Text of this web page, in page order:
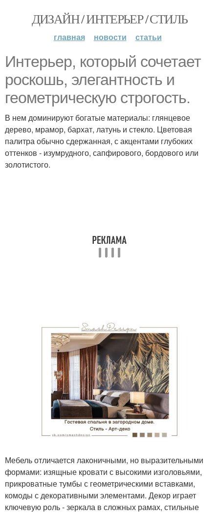
ДИЗАЙН / ИНТЕРЬЕР / СТИЛЬ
главная новости статьи
Интерьер, который сочетает
роскошь, элегантность и
геометрическую строгость.
В нем доминируют богатые материалы: глянцевое
дерево, мрамор, бархат, латунь и стекло. Цветовая
палитра обычно сдержанная, с акцентами глубоких
оттенков - изумрудного, сапфирового, бордового или
золотистого.
Мебель отличается лаконичными, но выразительными
формами: изящные кровати с высокими изголовьями,
прикроватные тумбы с геометрическими вставками,
комоды с декоративными элементами. Декор играет
ключевую роль - зеркала в сложных рамах, стильные